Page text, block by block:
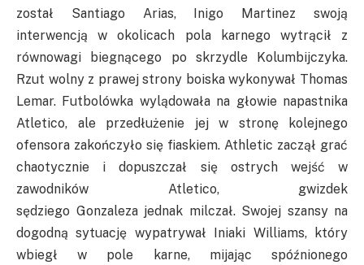
został Santiago Arias, Inigo Martinez swoją
interwencją w okolicach pola karnego wytrącił z
równowagi biegnącego po skrzydle Kolumbijczyka.
Rzut wolny z prawej strony boiska wykonywał Thomas
Lemar. Futbolówka wylądowała na głowie napastnika
Atletico, ale przedłużenie jej w stronę kolejnego
ofensora zakończyło się fiaskiem. Athletic zaczął grać
chaotycznie i dopuszczał się ostrych wejść w
zawodników Atletico, gwizdek
sędziego Gonzalezajednak milczał. Swojej szansy na
dogodną sytuację wypatrywał Iniaki Williams, który
wbiegł w pole karne, mijając spóźnionego